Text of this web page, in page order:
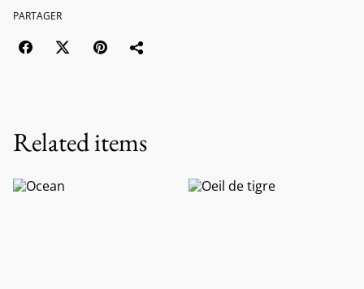
PARTAGER
Related items